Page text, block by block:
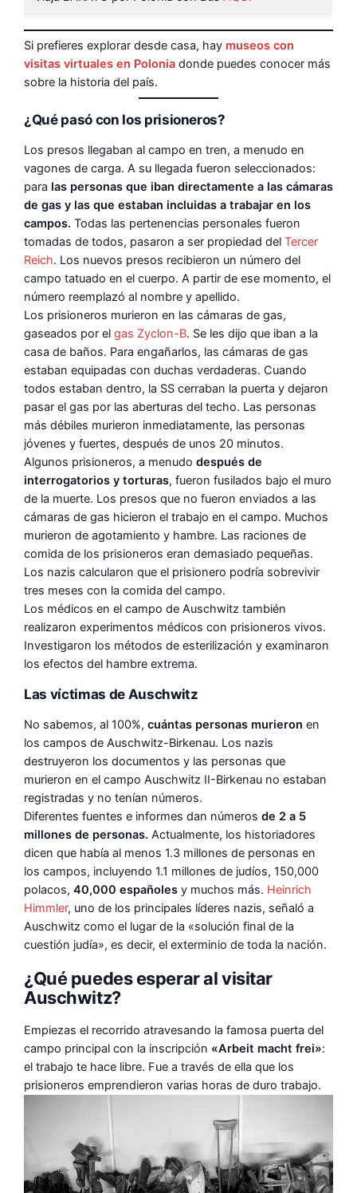
Si prefieres explorar desde casa, hay museos con
visitas virtuales en Polonia donde puedes conocer más
sobre la historia del país.
¿Qué pasó con los prisioneros?
Los presos llegaban al campo en tren, a menudo en
vagones de carga. A su llegada fueron seleccionados:
para las personas que iban directamente a las cámaras
de gas y las que estaban incluidas a trabajar en los
campos. Todas las pertenencias personales fueron
tomadas de todos, pasaron a ser propiedad del Tercer
Reich. Los nuevos presos recibieron un número del
campo tatuado en el cuerpo. A partir de ese momento, el
número reemplazó al nombre y apellido.
Los prisioneros murieron en las cámaras de gas,
gaseados por el gas Zyclon-B. Se les dijo que iban a la
casa de baños. Para engañarlos, las cámaras de gas
estaban equipadas con duchas verdaderas. Cuando
todos estaban dentro, la SS cerraban la puerta y dejaron
pasar el gas por las aberturas del techo. Las personas
más débiles murieron inmediatamente, las personas
jóvenes y fuertes, después de unos 20 minutos.
Algunos prisioneros, a menudo después de
interrogatorios y torturas, fueron fusilados bajo el muro
de la muerte. Los presos que no fueron enviados a las
cámaras de gas hicieron el trabajo en el campo. Muchos
murieron de agotamiento y hambre. Las raciones de
comida de los prisioneros eran demasiado pequeñas.
Los nazis calcularon que el prisionero podría sobrevivir
tres meses con la comida del campo.
Los médicos en el campo de Auschwitz también
realizaron experimentos médicos con prisioneros vivos.
Investigaron los métodos de esterilización y examinaron
los efectos del hambre extrema.
Las víctimas de Auschwitz
No sabemos, al 100%, cuántas personas murieron en
los campos de Auschwitz-Birkenau. Los nazis
destruyeron los documentos y las personas que
murieron en el campo Auschwitz II-Birkenau no estaban
registradas y no tenían números.
Diferentes fuentes e informes dan números de 2 a 5
millones de personas. Actualmente, los historiadores
dicen que había al menos 1.3 millones de personas en
los campos, incluyendo 1.1 millones de judíos, 150,000
polacos, 40,000 españoles y muchos más. Heinrich
Himmler, uno de los principales líderes nazis, señaló a
Auschwitz como el lugar de la «solución final de la
cuestión judía», es decir, el exterminio de toda la nación.
¿Qué puedes esperar al visitar
Auschwitz?
Empiezas el recorrido atravesando la famosa puerta del
campo principal con la inscripción «Arbeit macht frei»:
el trabajo te hace libre. Fue a través de ella que los
prisioneros emprendieron varias horas de duro trabajo.